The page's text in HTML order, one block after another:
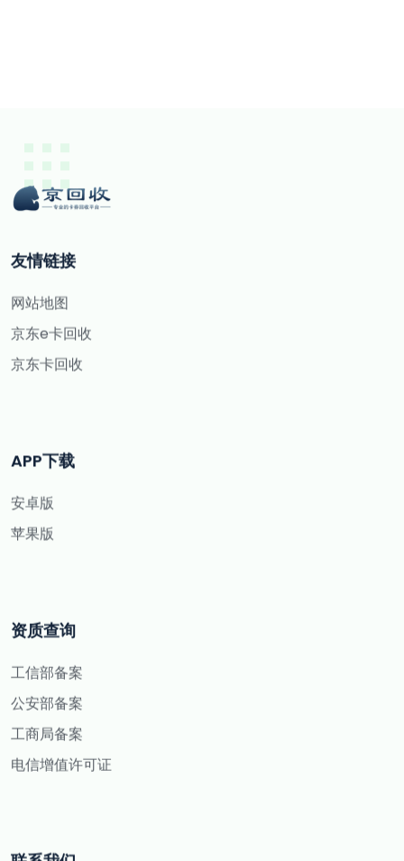
友情链接
网站地图
京东e卡回收
京东卡回收
APP下载
安卓版
苹果版
资质查询
工信部备案
公安部备案
工商局备案
电信增值许可证